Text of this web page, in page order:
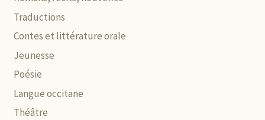
Traductions
Contes et littérature orale
Jeunesse
Poésie
Langue occitane
Théâtre